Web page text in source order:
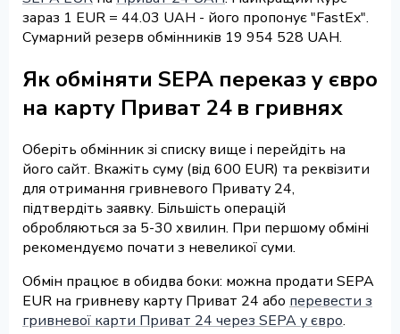
зараз 1 EUR = 44.03 UAH - його пропонує "FastEx".
Сумарний резерв обмінників 19 954 528 UAH.
Як обміняти SEPA переказ у євро
на карту Приват 24 в гривнях
Оберіть обмінник зі списку вище і перейдіть на
його сайт. Вкажіть суму (від 600 EUR) та реквізити
для отримання гривневого Привату 24,
підтвердіть заявку. Більшість операцій
обробляються за 5-30 хвилин. При першому обміні
рекомендуємо почати з невеликої суми.
Обмін працює в обидва боки: можна продати SEPA
EUR на гривневу карту Приват 24 або перевести з
гривневої карти Приват 24 через SEPA у євро.